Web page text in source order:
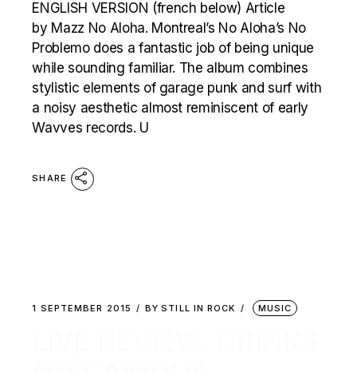
ENGLISH VERSION (french below) Article
by Mazz No Aloha. Montreal’s No Aloha’s No
Problemo does a fantastic job of being unique
while sounding familiar. The album combines
stylistic elements of garage punk and surf with
a noisy aesthetic almost reminiscent of early
Wavves records. U
SHARE
1 SEPTEMBER 2015 BY STILL IN ROCK MUSIC